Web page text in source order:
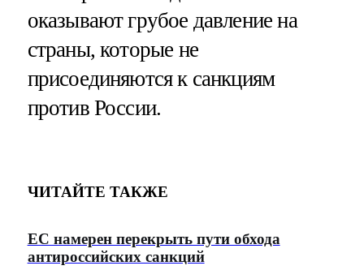
оказывают грубое давление на
страны, которые не
присоединяются к санкциям
против России.
ЧИТАЙТЕ ТАКЖЕ
ЕС намерен перекрыть пути обхода
антироссийских санкций